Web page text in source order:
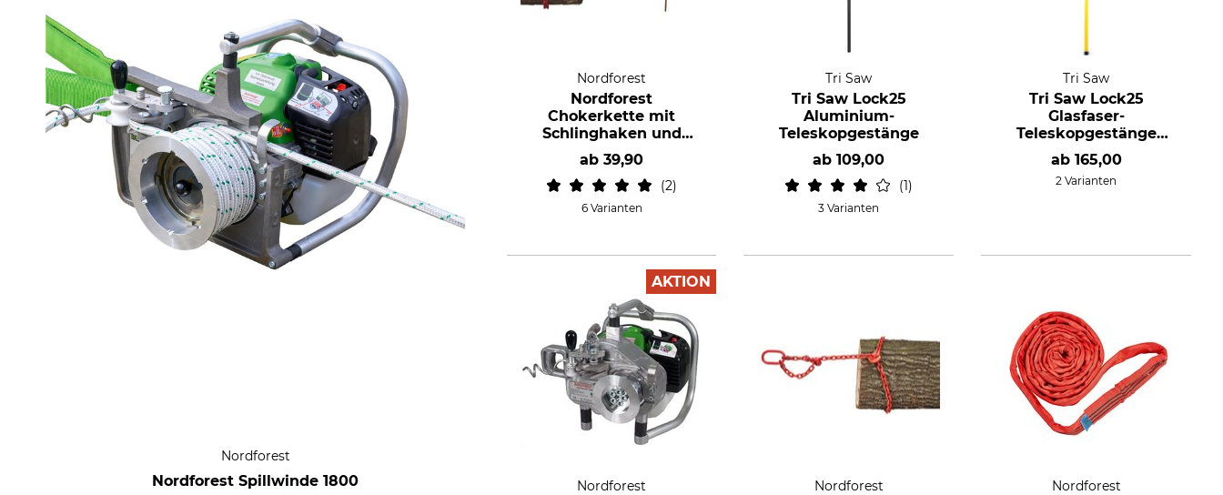
Nordforest
Nordforest Spillwinde 1800
Nordforest
Nordforest
Chokerkette mit
Schlinghaken und
Durchstecknadel
ab 39,90
2
6 Varianten
Tri Saw
Tri Saw Lock25
Aluminium-
Teleskopgestänge
ab109,00
1
3 Varianten
Tri Saw
Tri Saw Lock25
Glasfaser-
Teleskopgestänge
extra
ab 165,00
2 Varianten
AKTION
Nordforest Nordforest Nordforest